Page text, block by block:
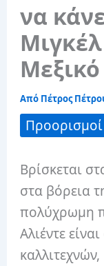
να
Μεξικό
Από Πέτρος
Προορισμοί
Βρίσκεται
στα βόρεια
πολύχρωμη
Αλιέντε